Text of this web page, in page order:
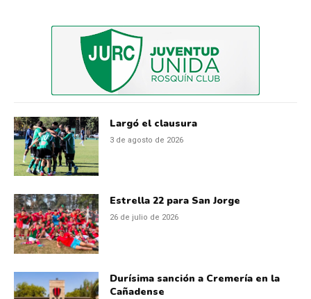
Largó el clausura
3 de agosto de 2026
Estrella 22 para San Jorge
26 de julio de 2026
Durísima sanción a Cremería en la
Cañadense